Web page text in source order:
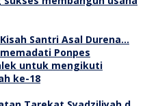
Santri Asal Durena…